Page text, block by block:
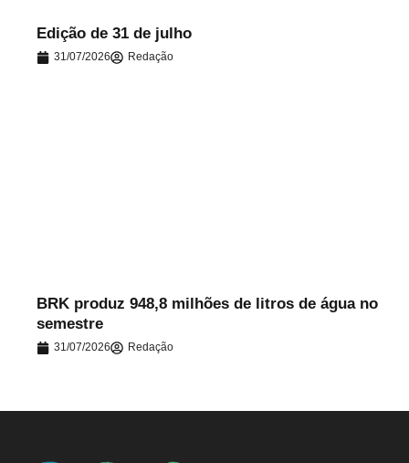
Edição de 31 de julho
31/07/2026 Redação
BRK produz 948,8 milhões de litros de água no
semestre
31/07/2026 Redação